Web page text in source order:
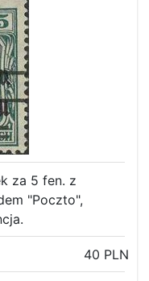
za 5 fen. z
"Poczto",
40 PLN